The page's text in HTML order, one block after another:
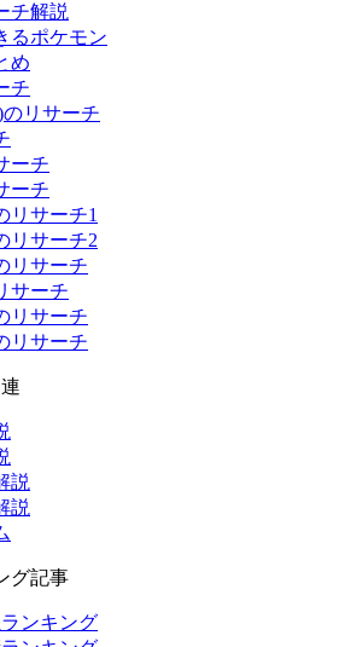
チ解説
るポケモン
め
チ
リサーチ
ーチ
ーチ
リサーチ1
リサーチ2
リサーチ
サーチ
リサーチ
リサーチ
説
説
グ記事
ンキング